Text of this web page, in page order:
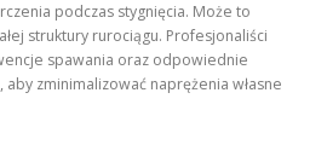
podczas stygnięcia. Może to
struktury rurociągu. Profesjonaliści
spawania oraz odpowiednie
zminimalizować naprężenia własne